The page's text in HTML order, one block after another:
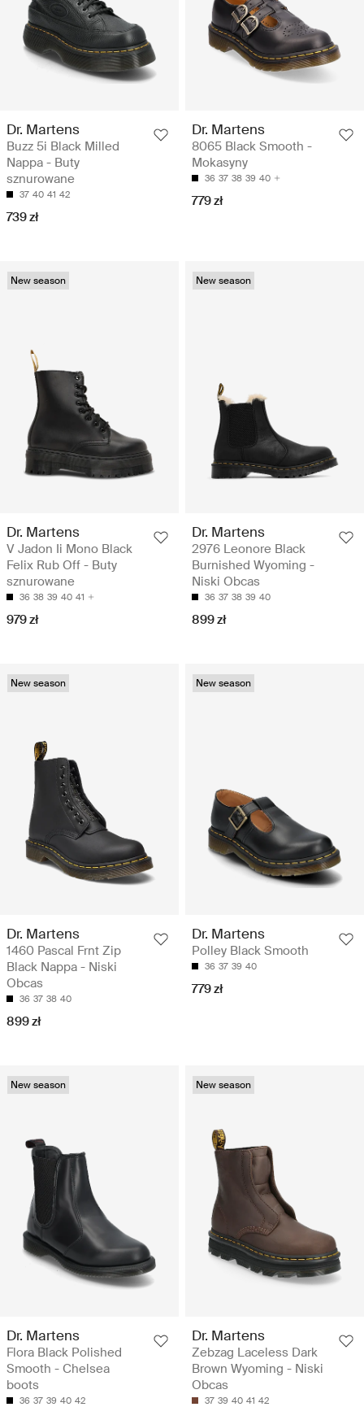
Dr. Martens
Buzz 5i Black Milled
Nappa - Buty
sznurowane
37 40 41 42
739 zł
Dr. Martens
8065 Black Smooth -
Mokasyny
36 37 38 39 40
779 zł
New season
Dr. Martens
V Jadon Ii Mono Black
Felix Rub Off - Buty
sznurowane
36 38 39 40 41
979 zł
New season
Dr. Martens
2976 Leonore Black
Burnished Wyoming -
Niski Obcas
36 37 38 39 40
899 zł
New season
Dr. Martens
1460 Pascal Frnt Zip
Black Nappa - Niski
Obcas
36 37 38 40
899 zł
New season
Dr. Martens
Polley Black Smooth
36 37 39 40
779 zł
New season
Dr. Martens
Flora Black Polished
Smooth - Chelsea
boots
36 37 39 40 42
New season
Dr. Martens
Zebzag Laceless Dark
Brown Wyoming - Niski
Obcas
37 39 40 41 42